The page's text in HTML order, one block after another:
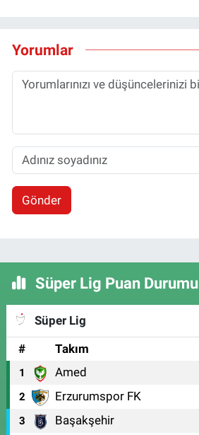
Yorumlar
Gönder
Süper Lig Puan Durumu
Süper Lig
#
Takım
1 Amed
2 Erzurumspor FK
3 Başakşehir